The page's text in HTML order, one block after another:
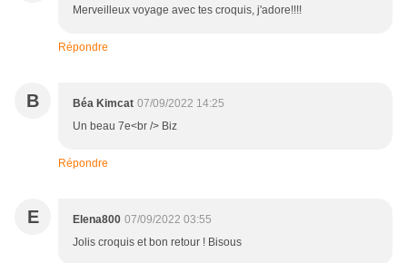
Merveilleux voyage avec tes croquis, j'adore!!!!
Répondre
B Béa Kimcat 07/09/2022 14:25
Un beau 7e<br /> Biz
Répondre
E Elena800 07/09/2022 03:55
Jolis croquis et bon retour ! Bisous